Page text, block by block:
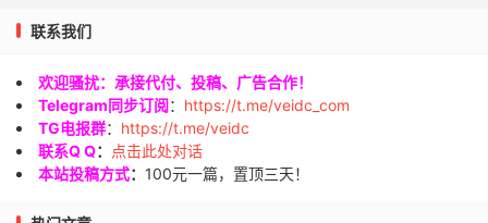
联系我们
欢迎骚扰：承接代付、投稿、广告合作！
Telegram同步订阅： https://t.me/veidc_com
TG电报群： https://t.me/veidc
联系Q Q：
点击此处对话
本站投稿方式： 100元一篇，置顶三天！